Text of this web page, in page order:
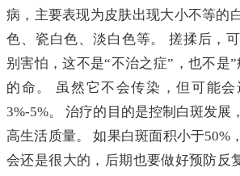
病，主要表现为皮肤出现大小不等的
色、瓷白色、淡白色等。 搓揉后，
别害怕，这不是“不治之症”，也不是
的命。 虽然它不会传染，但可能
3%-5%。 治疗的目的是控制白斑发展
高生活质量。 如果白斑面积小于50%
会还是很大的，后期也要做好预防反